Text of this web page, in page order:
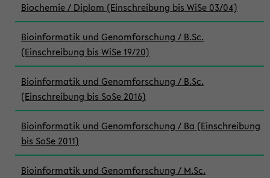
Biochemie / Diplom (Einschreibung bis WiSe 03/04)
Bioinformatik und Genomforschung / B.Sc.
(Einschreibung bis WiSe 19/20)
Bioinformatik und Genomforschung / B.Sc.
(Einschreibung bis SoSe 2016)
Bioinformatik und Genomforschung / Ba (Einschreibung
bis SoSe 2011)
Bioinformatik und Genomforschung / M.Sc.